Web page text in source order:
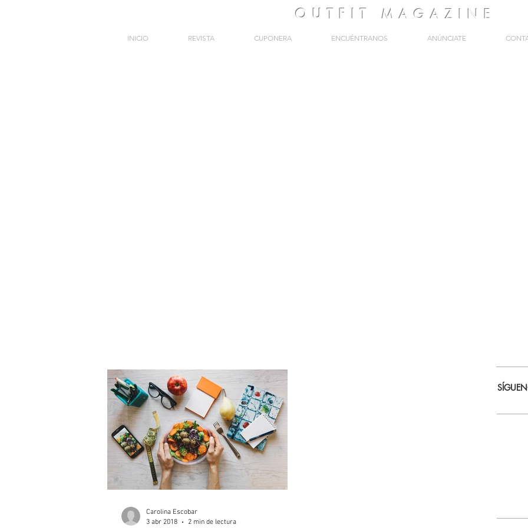
OUTFIT MAGAZINE
INICIO REVISTA CUPONERA ENCUÉNTRANOS ANÚNCIATE
Carolina Escobar
3 abr 2018
2 min de lectura